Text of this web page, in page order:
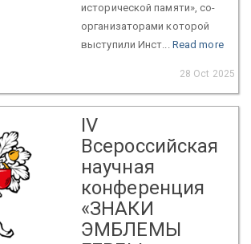
исторической памяти», со-
организаторами которой
выступили Инст... Read more
28 Oct 2025
IV
Всероссийская
научная
конференция
«ЗНАКИ
ЭМБЛЕМЫ